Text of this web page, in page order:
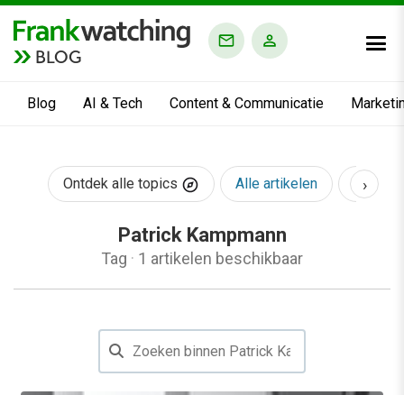
BLOG
Blog AI & Tech Content & Communicatie
Ontdek alle topics Alle artikelen AI &
›
Patrick Kampmann
Tag · 1 artikelen beschikbaar